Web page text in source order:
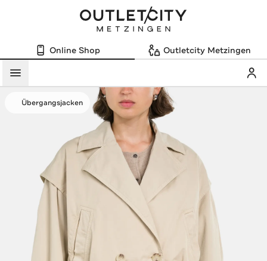
Online Shop Outletcity Metzingen
Menü
Übergangsjacken